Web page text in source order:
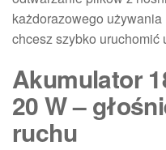
każdorazowego
chcesz szybko uruchomić
Akumulator
20 W –
ruchu